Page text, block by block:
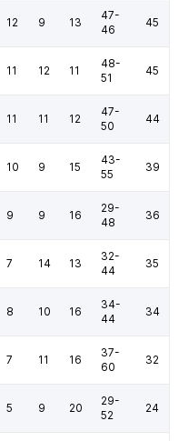
12 9 13
47-
46
45
11 12 11
48-
51
45
11 11 12
47-
50
44
10 9 15
43-
55
39
9 9 16
29-
48
36
7 14 13
32-
44
35
8 10 16
34-
44
34
7 11 16
37-
60
32
5 9 20
29-
52
24